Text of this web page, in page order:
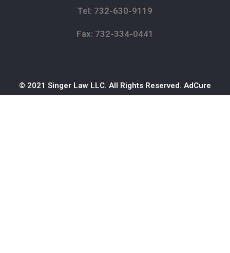
Tel: 732-630-9119
Fax: 732-334-0441
© 2021 Singer Law LLC. All Rights Reserved. AdCure